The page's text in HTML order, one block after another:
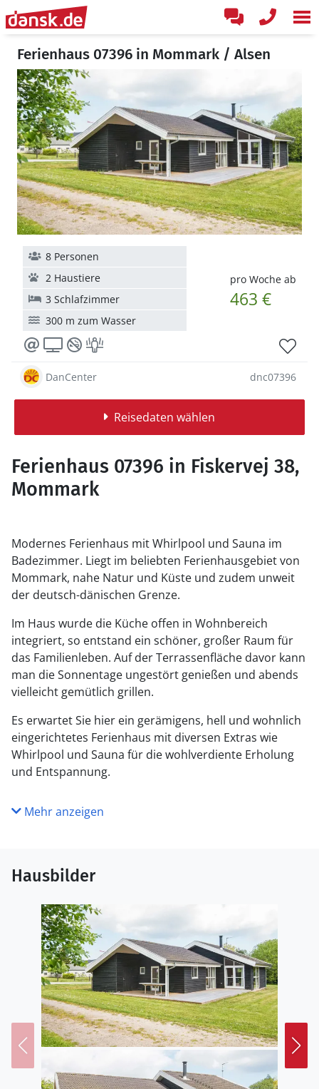
Ferienhaus 07396 in Mommark / Alsen
pro Woche ab
463 €
8 Personen
2 Haustiere
3 Schlafzimmer
300 m zum Wasser
DanCenter dnc07396
Reisedaten wählen
Ferienhaus 07396 in Fiskervej 38,
Mommark
Modernes Ferienhaus mit Whirlpool und Sauna im
Badezimmer. Liegt im beliebten Ferienhausgebiet von
Mommark, nahe Natur und Küste und zudem unweit
der deutsch-dänischen Grenze.
Im Haus wurde die Küche offen in Wohnbereich
integriert, so entstand ein schöner, großer Raum für
das Familienleben. Auf der Terrassenfläche davor kann
man die Sonnentage ungestört genießen und abends
vielleicht gemütlich grillen.
Es erwartet Sie hier ein gerämigens, hell und wohnlich
eingerichtetes Ferienhaus mit diversen Extras wie
Whirlpool und Sauna für die wohlverdiente Erholung
und Entspannung.
Mehr anzeigen
Hausbilder